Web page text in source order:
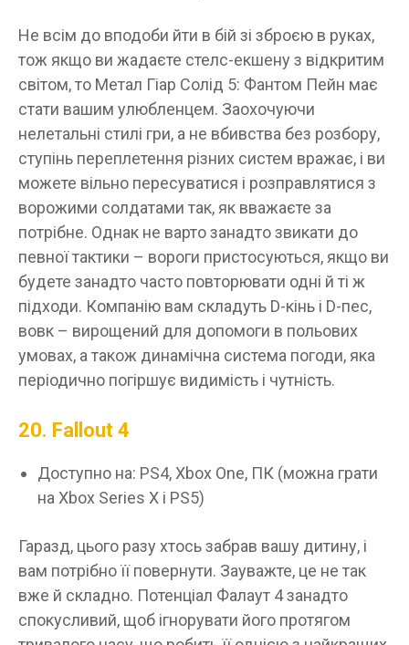
Не всім до вподоби йти в бій зі зброєю в руках,
тож якщо ви жадаєте стелс-екшену з відкритим
світом, то Метал Гіар Солід 5: Фантом Пейн має
стати вашим улюбленцем. Заохочуючи
нелетальні стилі гри, а не вбивства без розбору,
ступінь переплетення різних систем вражає, і ви
можете вільно пересуватися і розправлятися з
ворожими солдатами так, як вважаєте за
потрібне. Однак не варто занадто звикати до
певної тактики – вороги пристосуються, якщо ви
будете занадто часто повторювати одні й ті ж
підходи. Компанію вам складуть D-кінь і D-пес,
вовк – вирощений для допомоги в польових
умовах, а також динамічна система погоди, яка
періодично погіршує видимість і чутність.
20. Fallout 4
Доступно на: PS4, Xbox One, ПК (можна грати
на Xbox Series X і PS5)
Гаразд, цього разу хтось забрав вашу дитину, і
вам потрібно її повернути. Зауважте, це не так
вже й складно. Потенціал Фалаут 4 занадто
спокусливий, щоб ігнорувати його протягом